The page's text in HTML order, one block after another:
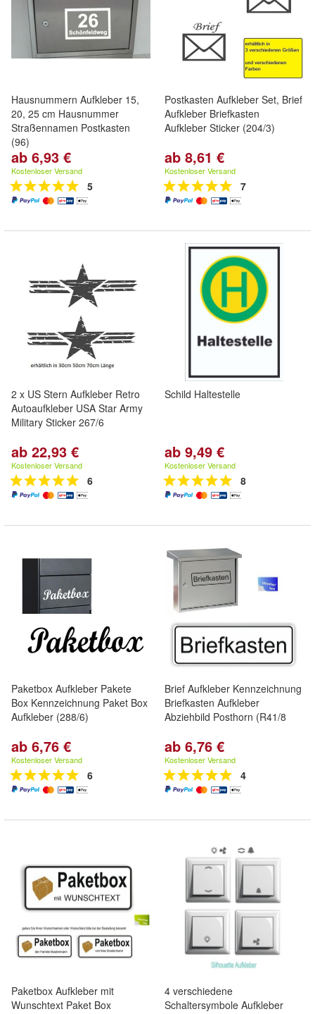
Hausnummern Aufkleber 15,
20, 25 cm Hausnummer
Straßennamen Postkasten
(96)
ab 6,93 €
Kostenloser Versand
5
Postkasten Aufkleber Set, Brief
Aufkleber Briefkasten
Aufkleber Sticker (204/3)
ab 8,61 €
Kostenloser Versand
7
2 x US Stern Aufkleber Retro
Autoaufkleber USA Star Army
Military Sticker 267/6
ab 22,93 €
Kostenloser Versand
6
Schild Haltestelle
ab 9,49 €
Kostenloser Versand
8
Paketbox Aufkleber Pakete
Box Kennzeichnung Paket Box
Aufkleber (288/6)
ab 6,76 €
Kostenloser Versand
6
Brief Aufkleber Kennzeichnung
Briefkasten Aufkleber
Abziehbild Posthorn (R41/8
ab 6,76 €
Kostenloser Versand
4
Paketbox Aufkleber mit
Wunschtext Paket Box
4 verschiedene
Schaltersymbole Aufkleber